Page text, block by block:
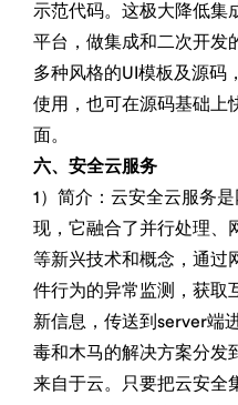
示范代码。这极大降低集
平台，做集成和二次开发
多种风格的UI模板及源码
使用，也可在源码基础上
面。
六、安全云服务
1）简介：云安全云服务
现，它融合了并行处理、
等新兴技术和概念，通过
件行为的异常监测，获取
新信息，传送到server端
毒和木马的解决方案分发
来自于云。只要把云安全